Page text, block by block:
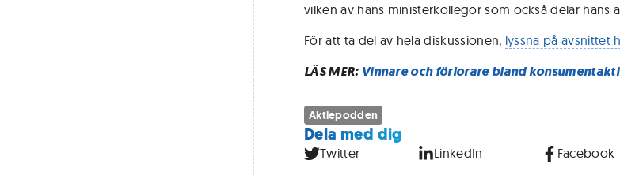
vilken av hans ministerkollegor som också delar hans
För att ta del av hela diskussionen, lyssna på avsnittet
LÄS MER: Vinnare och förlorare bland
Aktiepodden
Dela med dig
Twitter LinkedIn Facebook